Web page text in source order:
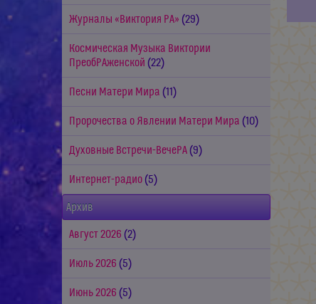
Журналы «Виктория РА» (29)
Космическая Музыка Виктории
ПреобРАженской (22)
Песни Матери Мира (11)
Пророчества о Явлении Матери Мира (10)
Духовные Встречи-ВечеРА (9)
Интернет-радио (5)
Архив
Август 2026 (2)
Июль 2026 (5)
Июнь 2026 (5)